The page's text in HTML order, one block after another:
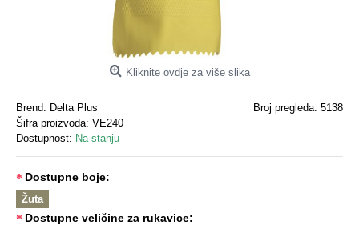
Kliknite ovdje za više slika
Broj pregleda: 5138
Brend: Delta Plus
Šifra proizvoda: VE240
Dostupnost: Na stanju
Dostupne boje:
Žuta
Dostupne veličine za rukavice: